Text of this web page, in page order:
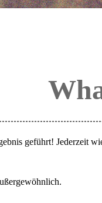
geführt! Jederzeit